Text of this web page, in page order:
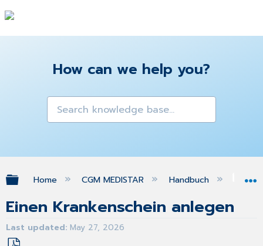
How can we help you?
Expand/collapse global hierarchy
Home CGM MEDISTAR Handbuch
Einen Krankenschein anlegen
Last updated May 27, 2026